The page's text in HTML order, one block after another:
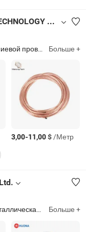
ZHEJIANG MEITONG CONDUCTOR TECHNOLOGY CO., LTD.
Проволока CCA, медная обмотка алюминиевой проволоки, медная обмотка стальной проволоки CCS, плетеная алюминиевая проволока, ПВХ изолированная многожильная проволока CCS, оловянно-латунная проволока, медная обмотка алюминия, многожильная алюминиевая проволока, коаксиальный кабель, серебряная обмотка медной проволоки Больше +
3,00-11,00$/Метр
с контролируемым расширением, пермаллой, инвар, нагревательный сплав Больше +